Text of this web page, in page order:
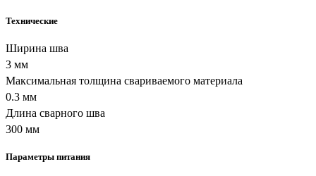
Технические
Ширина шва
3 мм
Максимальная толщина свариваемого материала
0.3 мм
Длина сварного шва
300 мм
Параметры питания